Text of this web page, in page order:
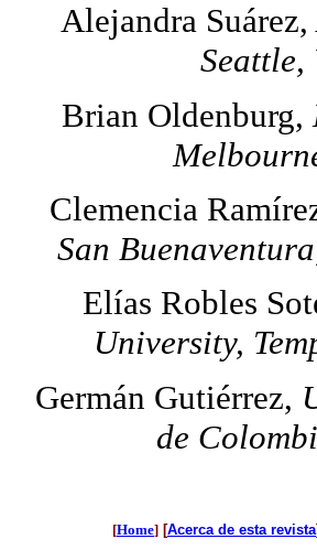
Alejandra Suárez,
Seattle,
Brian Oldenburg,
Clemencia
San
Elías Robles
University,
Germán Gutiérrez,
de
[Home] [Acerca de esta revista